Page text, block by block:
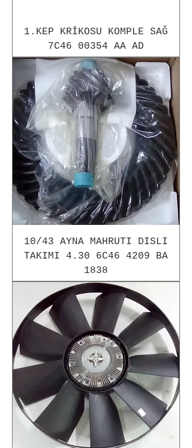
1.KEP KRİKOSU KOMPLE SAĞ
7C46 00354 AA AD
10/43 AYNA MAHRUTI DISLI
TAKIMI 4.30 6C46 4209 BA
1838